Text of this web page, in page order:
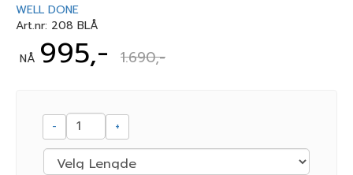
WELL DONE
Art.nr: 208 BLÅ
NÅ 995,- 1.690,-
- +